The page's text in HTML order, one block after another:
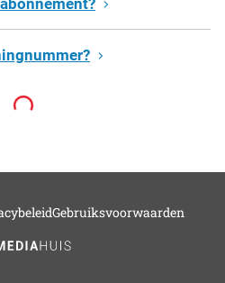
Gebruiksvoorwaarden